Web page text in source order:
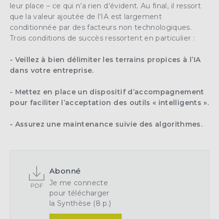
leur place – ce qui n’a rien d’évident. Au final, il ressort
que lavaleur ajoutée de l’IA est largement
conditionnée par des facteurs non technologiques.
Trois conditions de succès ressortent en particulier :
- Veillez à bien délimiter les terrains propices à l’IA
dans votre entreprise.
- Mettez en place un dispositif d’accompagnement
pour faciliter l’acceptation des outils « intelligents ».
- Assurez une maintenance suivie des algorithmes.
Abonné
Je me connecte
pour télécharger
la Synthèse (8 p.)